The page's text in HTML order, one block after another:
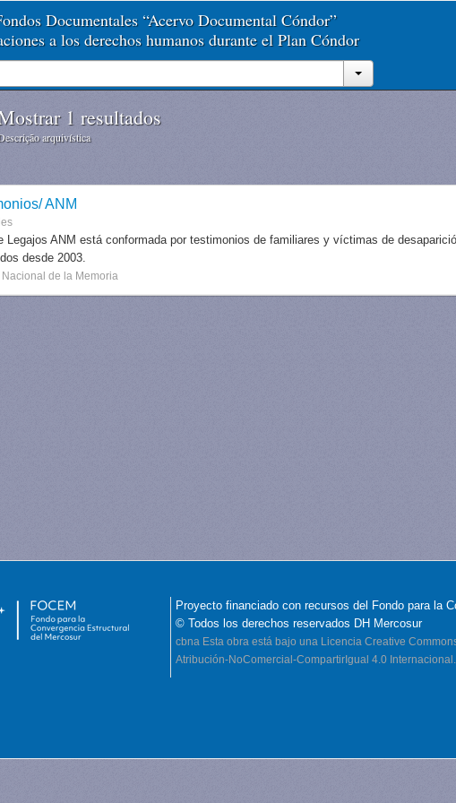
Documentales “Acervo Documental Cóndor”
a los derechos humanos durante el Plan Cóndor
1 resultados
arquivística
ANM
Legajos ANM está conformada por testimonios de familiares y víctimas de
desde 2003.
de la Memoria
Proyecto financiado con recursos del Fondo para la
© Todos los derechos reservados DH Mercosur
cbna Esta obra está bajo una Licencia Creative
Atribución-NoComercial-CompartirIgual 4.0 Internacional.